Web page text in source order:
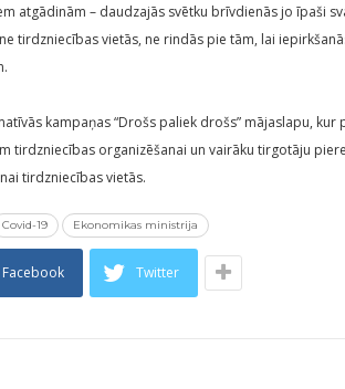
atgādinām – daudzajās svētku brīvdienās jo īpaši
tirdzniecības vietās, ne rindās pie tām, lai
kampaņas “Drošs paliek drošs” mājaslapu,
tirdzniecības organizēšanai un vairāku tirgotāju
tirdzniecības vietās.
Covid-19 Ekonomikas ministrija
Facebook Twitter